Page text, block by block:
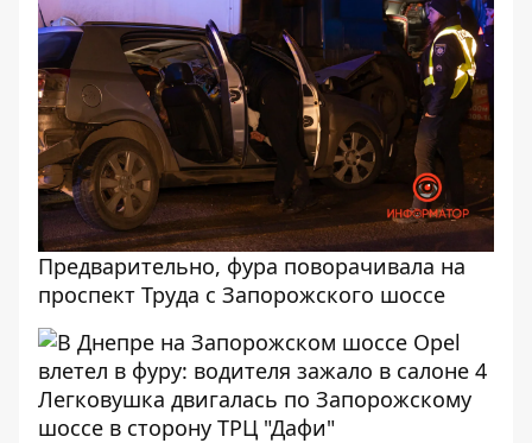
Предварительно, фура поворачивала на
проспект Труда с Запорожского шоссе
Легковушка двигалась по Запорожскому
шоссе в сторону ТРЦ "Дафи"